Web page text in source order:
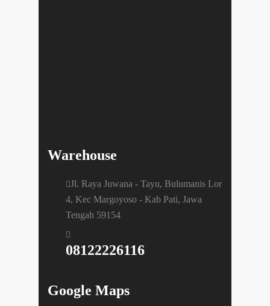
Warehouse
Jl. Raya Juwana - Tayu, Bulumanis Lor
4, Kec Margoyoso - Kab Pati, Jawa
Tengah 59154
08122226116
Google Maps